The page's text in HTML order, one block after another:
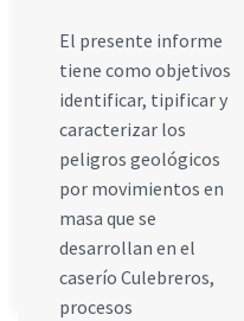
El presente informe
tiene como objetivos
identificar, tipificar y
caracterizar los
peligros geológicos
por movimientos en
masa que se
desarrollan en el
caserío Culebreros,
procesos